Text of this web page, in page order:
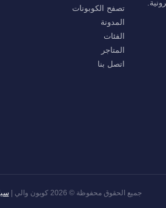
تصفح الكوبونات
المدونة
الفئات
المتاجر
اتصل بنا
جميع الحقوق محفوظة © 2026 كوبون والي |